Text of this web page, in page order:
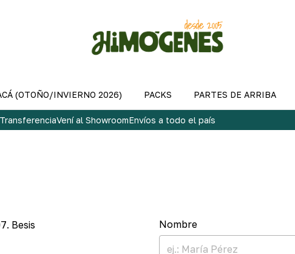
(OTOÑO/INVIERNO 2026) PACKS PARTES DE ARRIBA
Vení al ShowroomEnvíos a todo el país
Besis
Nombre